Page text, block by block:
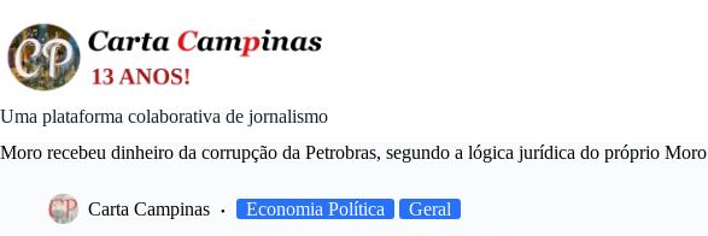
content
Uma plataforma colaborativa de jornalismo
Moro recebeu dinheiro da corrupção da Petrobras, segundo a lógica jurídica do próprio Moro
Carta Campinas Economia Política Geral